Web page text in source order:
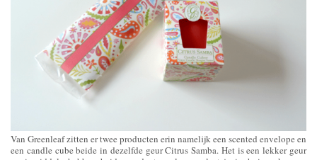
Van Greenleaf zitten er twee producten erin namelijk een scented envelope en
een candle cube beide in dezelfde geur Citrus Samba. Het is een lekker geur